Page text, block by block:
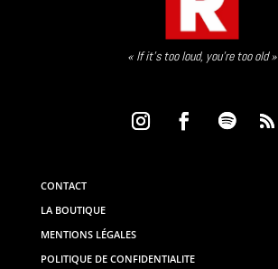
« If it’s too loud, you’re too old »
CONTACT
LA BOUTIQUE
MENTIONS LÉGALES
POLITIQUE DE CONFIDENTIALITE